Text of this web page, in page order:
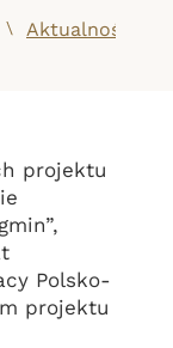
Aktualności
ks.
projektu
Polsko-
projektu